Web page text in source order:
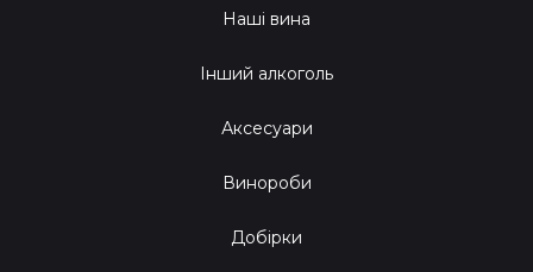
Наші вина
Інший алкоголь
Аксесуари
Винороби
Добірки